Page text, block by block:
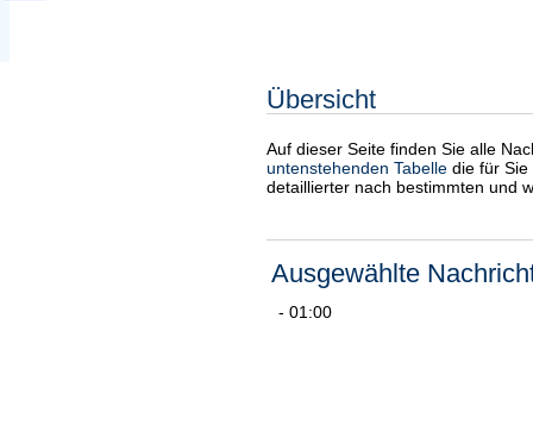
Übersicht
Auf dieser Seite finden Sie alle
untenstehenden Tabelle die für
detaillierter nach bestimmten und
Ausgewählte
- 01:00